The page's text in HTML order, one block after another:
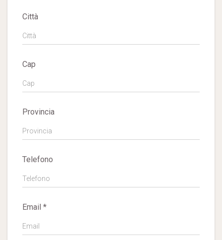
Città
Cap
Provincia
Telefono
Email *